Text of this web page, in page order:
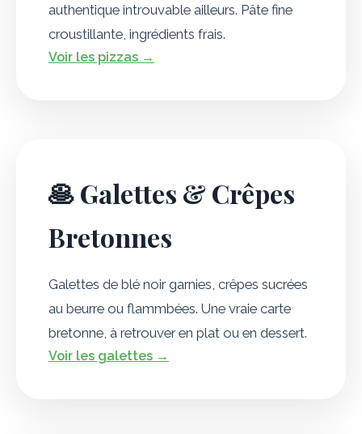
authentique introuvable ailleurs. Pâte fine
croustillante, ingrédients frais.
Voir les pizzas →
🥞 Galettes & Crêpes
Bretonnes
Galettes de blé noir garnies, crêpes sucrées
au beurre ou flammbées. Une vraie carte
bretonne, à retrouver en plat ou en dessert.
Voir les galettes →